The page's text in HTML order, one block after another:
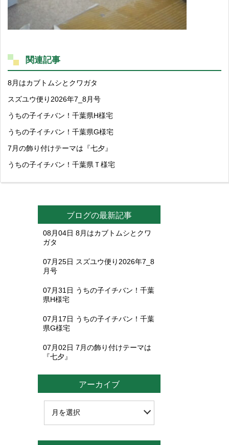
関連記事
8月はカブトムシとクワガタ
スズユウ便り2026年7_8月号
うちの子イチバン！千葉県H様宅
うちの子イチバン！千葉県G様宅
7月の飾り付けテーマは『七夕』
うちの子イチバン！千葉県Ｔ様宅
ブログの最新記事
08月04日 8月はカブトムシとクワ
ガタ
07月25日 スズユウ便り2026年7_8
月号
07月31日 うちの子イチバン！千葉
県H様宅
07月17日 うちの子イチバン！千葉
県G様宅
07月02日 7月の飾り付けテーマは
『七夕』
アーカイブ